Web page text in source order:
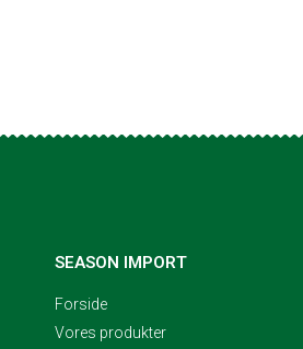
SEASON IMPORT
Forside
Vores produkter